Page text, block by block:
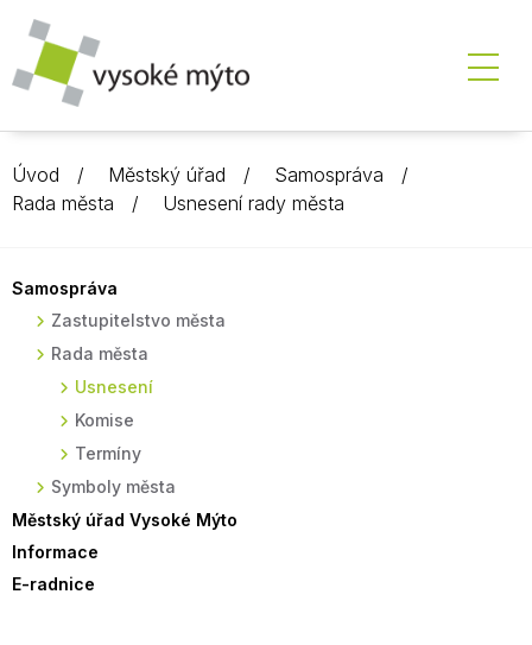
Úvod Městský úřad
Samospráva
Rada města
Usnesení rady města
Samospráva
Zastupitelstvo města
Rada města
Usnesení
Komise
Termíny
Symboly města
Městský úřad Vysoké Mýto
Informace
E-radnice